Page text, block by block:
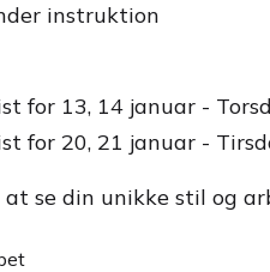
instruktion
for 13, 14 januar -
for 20, 21 januar -
se din unikke stil og